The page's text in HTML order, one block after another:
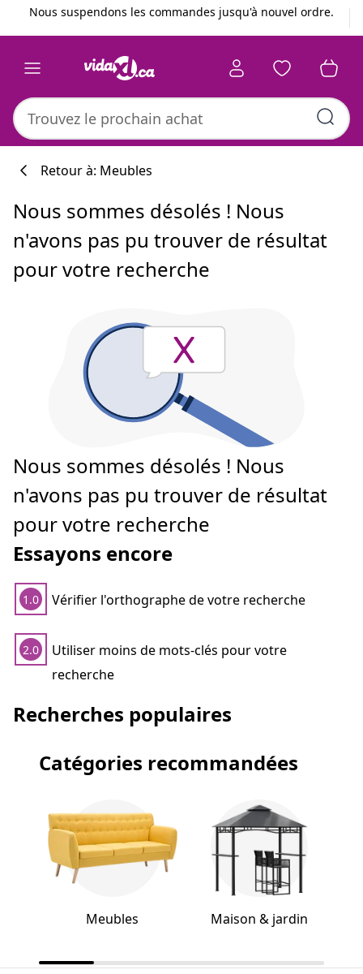
Précédent
Suivant
Nous suspendons les commandes jusqu'à nouvel ordre.
Retour à: Meubles
Nous sommes désolés ! Nous
n'avons pas pu trouver de résultat
pour votre recherche
Nous sommes désolés ! Nous
n'avons pas pu trouver de résultat
pour votre recherche
Essayons encore
1.0 Vérifier l'orthographe de votre recherche
2.0
Utiliser moins de mots-clés pour votre
recherche
Recherches populaires
Catégories recommandées
Meubles Maison & jardin